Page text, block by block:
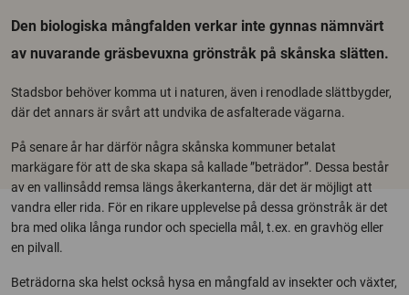
Den biologiska mångfalden verkar inte gynnas nämnvärt
av nuvarande gräsbevuxna grönstråk på skånska slätten.
Stadsbor behöver komma ut i naturen, även i renodlade slättbygder,
där det annars är svårt att undvika de asfalterade vägarna.
På senare år har därför några skånska kommuner betalat
markägare för att de ska skapa så kallade ”beträdor”. Dessa består
av en vallinsådd remsa längs åkerkanterna, där det är möjligt att
vandra eller rida. För en rikare upplevelse på dessa grönstråk är det
bra med olika långa rundor och speciella mål, t.ex. en gravhög eller
en pilvall.
Beträdorna ska helst också hysa en mångfald av insekter och växter,